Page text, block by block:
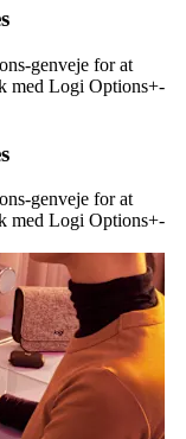
genveje for at
med Logi Options+-
genveje for at
med Logi Options+-